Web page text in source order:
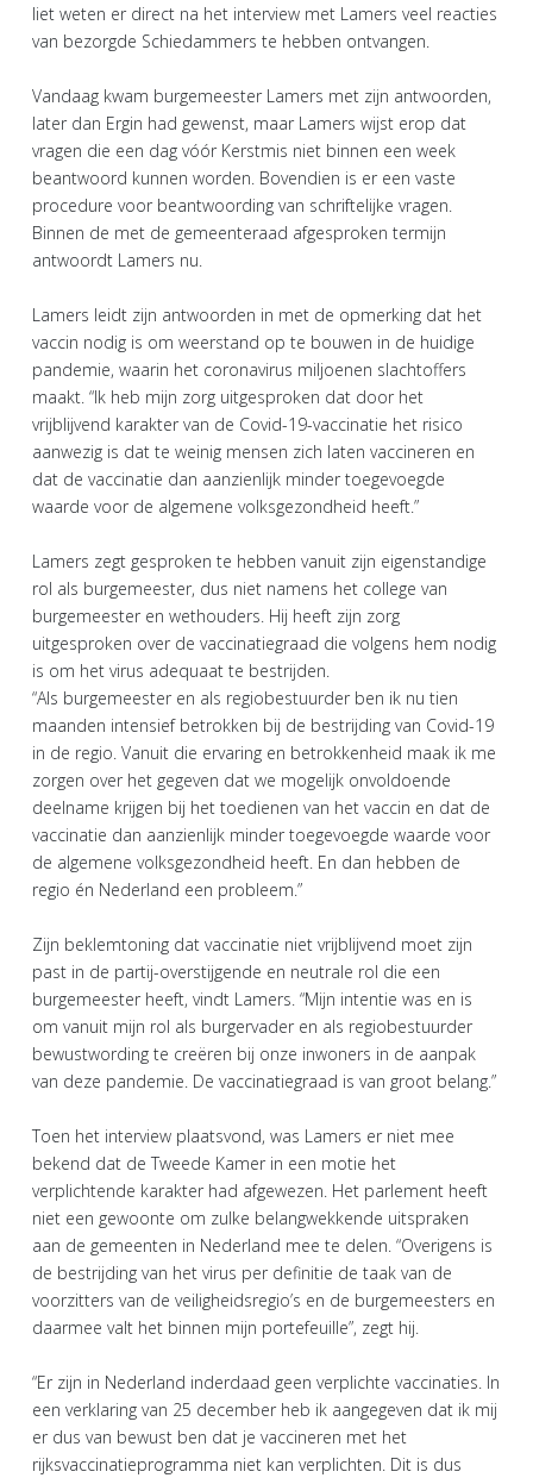
liet weten er direct na het interview met Lamers veel reacties
van bezorgde Schiedammers te hebben ontvangen.
Vandaag kwam burgemeester Lamers met zijn antwoorden,
later dan Ergin had gewenst, maar Lamers wijst erop dat
vragen die een dag vóór Kerstmis niet binnen een week
beantwoord kunnen worden. Bovendien is er een vaste
procedure voor beantwoording van schriftelijke vragen.
Binnen de met de gemeenteraad afgesproken termijn
antwoordt Lamers nu.
Lamers leidt zijn antwoorden in met de opmerking dat het
vaccin nodig is om weerstand op te bouwen in de huidige
pandemie, waarin het coronavirus miljoenen slachtoffers
maakt. “Ik heb mijn zorg uitgesproken dat door het
vrijblijvend karakter van de Covid-19-vaccinatie het risico
aanwezig is dat te weinig mensen zich laten vaccineren en
dat de vaccinatie dan aanzienlijk minder toegevoegde
waarde voor de algemene volksgezondheid heeft.”
Lamers zegt gesproken te hebben vanuit zijn eigenstandige
rol als burgemeester, dus niet namens het college van
burgemeester en wethouders. Hij heeft zijn zorg
uitgesproken over de vaccinatiegraad die volgens hem nodig
is om het virus adequaat te bestrijden.
“Als burgemeester en als regiobestuurder ben ik nu tien
maanden intensief betrokken bij de bestrijding van Covid-19
in de regio. Vanuit die ervaring en betrokkenheid maak ik me
zorgen over het gegeven dat we mogelijk onvoldoende
deelname krijgen bij het toedienen van het vaccin en dat de
vaccinatie dan aanzienlijk minder toegevoegde waarde voor
de algemene volksgezondheid heeft. En dan hebben de
regio én Nederland een probleem.”
Zijn beklemtoning dat vaccinatie niet vrijblijvend moet zijn
past in de partij-overstijgende en neutrale rol die een
burgemeester heeft, vindt Lamers. “Mijn intentie was en is
om vanuit mijn rol als burgervader en als regiobestuurder
bewustwording te creëren bij onze inwoners in de aanpak
van deze pandemie. De vaccinatiegraad is van groot belang.”
Toen het interview plaatsvond, was Lamers er niet mee
bekend dat de Tweede Kamer in een motie het
verplichtende karakter had afgewezen. Het parlement heeft
niet een gewoonte om zulke belangwekkende uitspraken
aan de gemeenten in Nederland mee te delen. “Overigens is
de bestrijding van het virus per definitie de taak van de
voorzitters van de veiligheidsregio’s en de burgemeesters en
daarmee valt het binnen mijn portefeuille”, zegt hij.
“Er zijn in Nederland inderdaad geen verplichte vaccinaties. In
een verklaring van 25 december heb ik aangegeven dat ik mij
er dus van bewust ben dat je vaccineren met het
rijksvaccinatieprogramma niet kan verplichten. Dit is dus